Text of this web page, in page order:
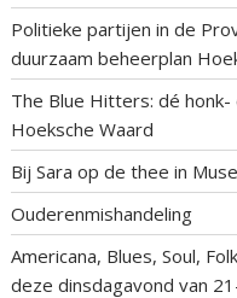
Politieke partijen in de
duurzaam beheerplan
The Blue Hitters: dé
Hoeksche Waard
Bij Sara op de thee in
Ouderenmishandeling
Americana, Blues, Soul,
deze dinsdagavond van